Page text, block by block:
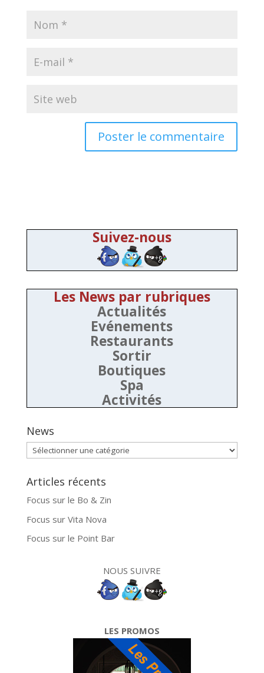
Suivez-nous
Les News par rubriques
Actualités
Evénements
Restaurants
Sortir
Boutiques
Spa
Activités
News
News
Articles récents
Focus sur le Bo & Zin
Focus sur Vita Nova
Focus sur le Point Bar
NOUS SUIVRE
LES PROMOS